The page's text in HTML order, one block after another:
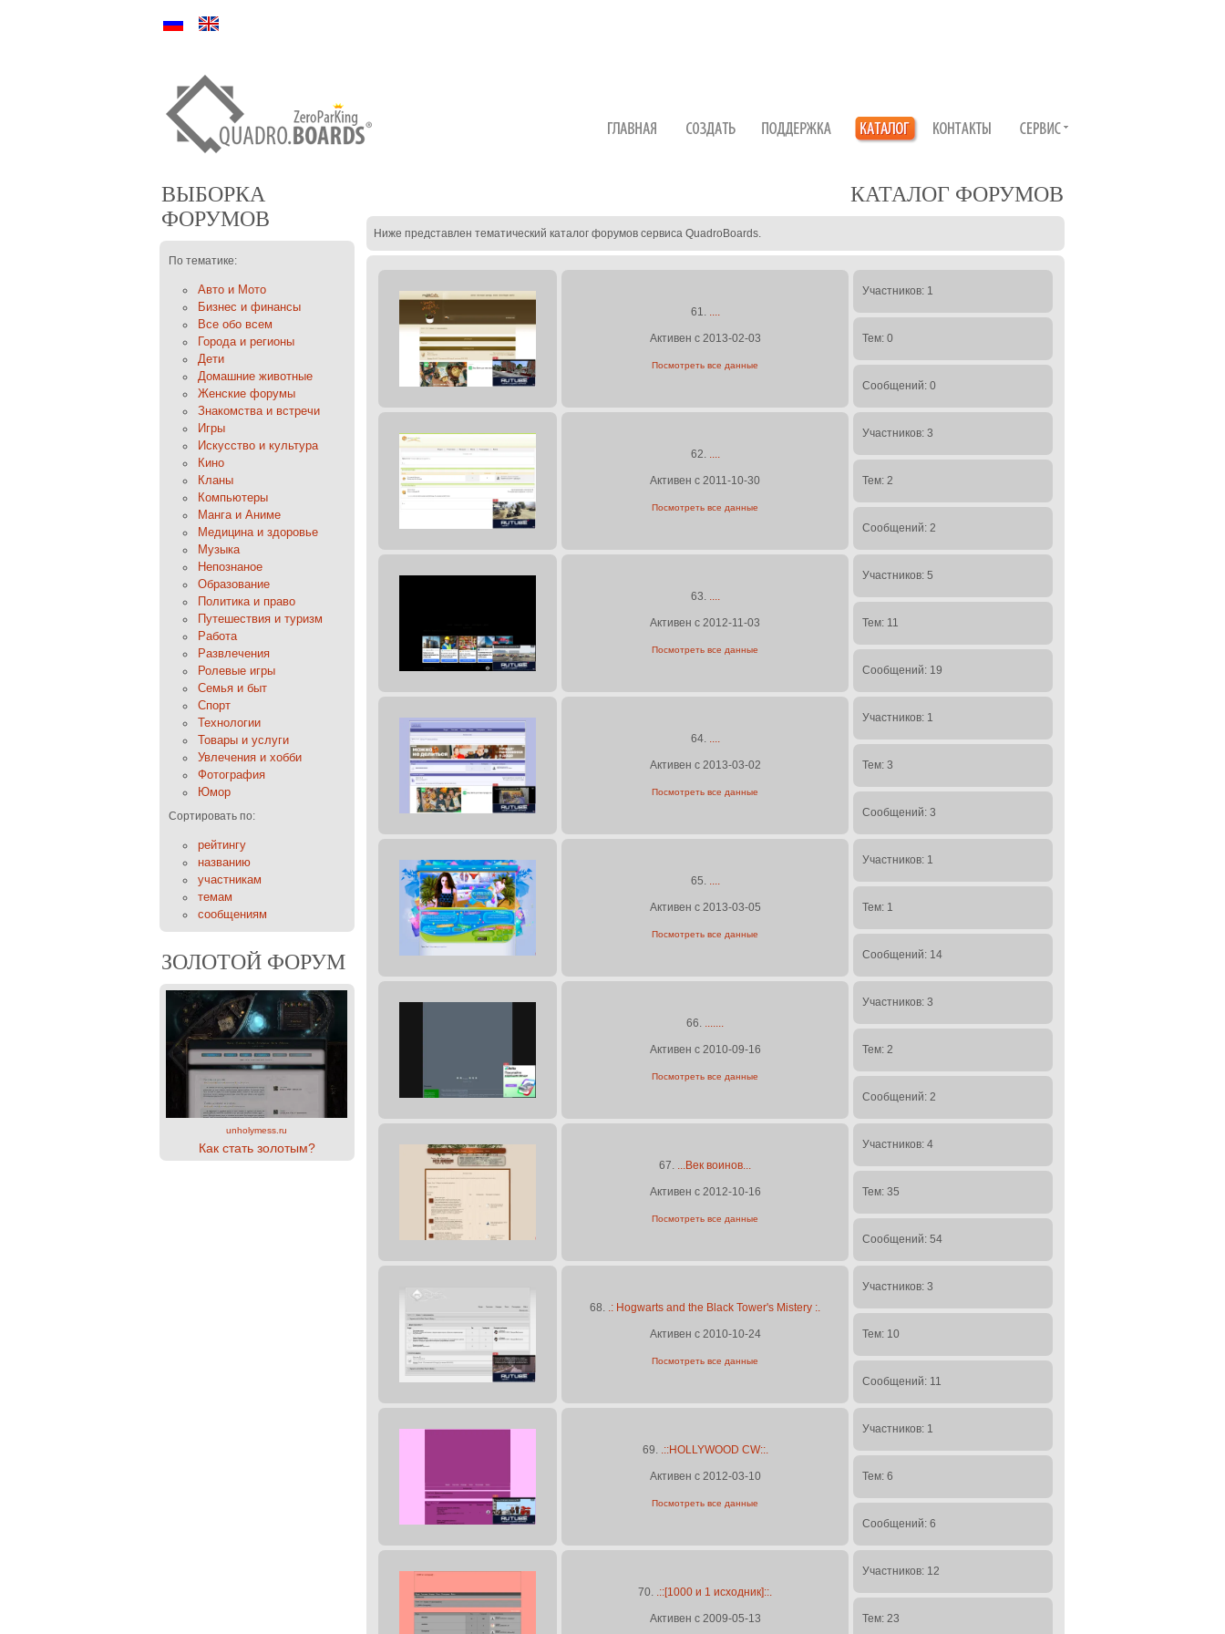
Ру En
ВЫБОРКА
ФОРУМОВ
По тематике:
Авто и Мото
Бизнес и финансы
Все обо всем
Города и регионы
Дети
Домашние животные
Женские форумы
Знакомства и встречи
Игры
Искусство и культура
Кино
Кланы
Компьютеры
Манга и Аниме
Медицина и здоровье
Музыка
Непознаное
Образование
Политика и право
Путешествия и туризм
Работа
Развлечения
Ролевые игры
Семья и быт
Спорт
Технологии
Товары и услуги
Увлечения и хобби
Фотография
Юмор
Сортировать по:
рейтингу
названию
участникам
темам
сообщениям
ЗОЛОТОЙ ФОРУМ
unholymess.ru
Как стать золотым?
КАТАЛОГ ФОРУМОВ
Ниже представлен тематический каталог форумов сервиса QuadroBoards.
61. ....
Активен с 2013-02-03
Посмотреть все данные
Участников: 1
Тем: 0
Сообщений: 0
62. ....
Активен с 2011-10-30
Посмотреть все данные
Участников: 3
Тем: 2
Сообщений: 2
63. ....
Активен с 2012-11-03
Посмотреть все данные
Участников: 5
Тем: 11
Сообщений: 19
64. ....
Активен с 2013-03-02
Посмотреть все данные
Участников: 1
Тем: 3
Сообщений: 3
65. ....
Активен с 2013-03-05
Посмотреть все данные
Участников: 1
Тем: 1
Сообщений: 14
66. .......
Активен с 2010-09-16
Посмотреть все данные
Участников: 3
Тем: 2
Сообщений: 2
67. ...Век воинов...
Активен с 2012-10-16
Посмотреть все данные
Участников: 4
Тем: 35
Сообщений: 54
68. .: Hogwarts and the Black Tower's Mistery :.
Активен с 2010-10-24
Посмотреть все данные
Участников: 3
Тем: 10
Сообщений: 11
69. .::HOLLYWOOD CW::.
Активен с 2012-03-10
Посмотреть все данные
Участников: 1
Тем: 6
Сообщений: 6
70. .::[1000 и 1 исходник]::.
Активен с 2009-05-13
Участников: 12
Тем: 23